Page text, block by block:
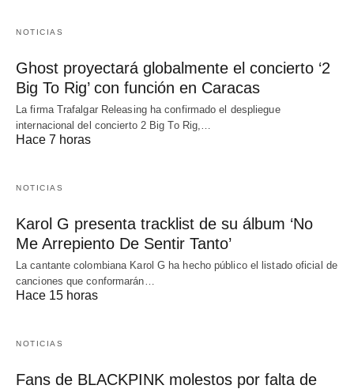
NOTICIAS
Ghost proyectará globalmente el concierto ‘2
Big To Rig’ con función en Caracas
La firma Trafalgar Releasing ha confirmado el despliegue
internacional del concierto 2 Big To Rig,…
Hace 7 horas
NOTICIAS
Karol G presenta tracklist de su álbum ‘No
Me Arrepiento De Sentir Tanto’
La cantante colombiana Karol G ha hecho público el listado oficial de
canciones que conformarán…
Hace 15 horas
NOTICIAS
Fans de BLACKPINK molestos por falta de